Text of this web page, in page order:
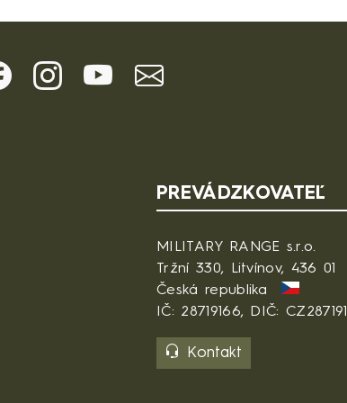
PREVÁDZKOVATEĽ
MILITARY RANGE s.r.o.
Tržní 330, Litvínov, 436 01
Česká republika
IČ: 28719166, DIČ:
Kontakt